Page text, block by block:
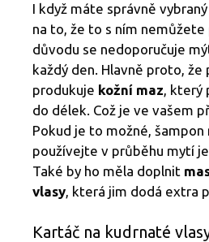
I když máte správně
na to, že to s ním
důvodu se nedoporučuje
každý den. Hlavně proto, že
produkuje kožní maz, který
do délek. Což je ve vašem
Pokud je to možné, šampon
používejte v průběhu mytí
Také by ho měla doplnit
vlasy, která jim dodá extra
Kartáč na kudrnaté